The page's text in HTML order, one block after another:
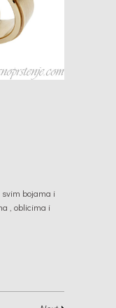
bojama i
, oblicima i